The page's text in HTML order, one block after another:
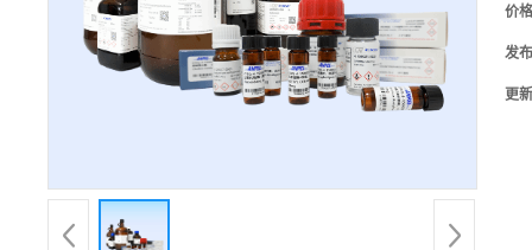
价
发
更